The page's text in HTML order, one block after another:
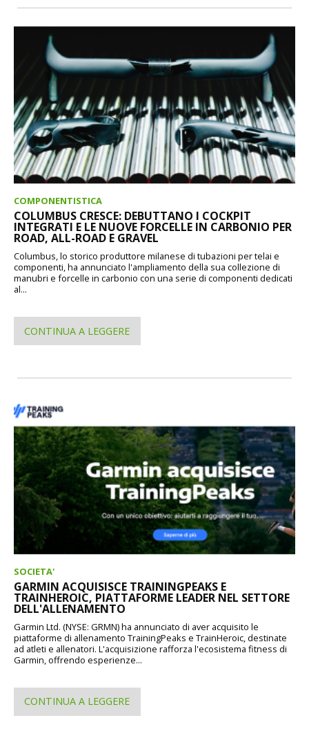
COMPONENTISTICA
COLUMBUS CRESCE: DEBUTTANO I COCKPIT
INTEGRATI E LE NUOVE FORCELLE IN CARBONIO PER
ROAD, ALL-ROAD E GRAVEL
Columbus, lo storico produttore milanese di tubazioni per telai e
componenti, ha annunciato l'ampliamento della sua collezione di
manubri e forcelle in carbonio con una serie di componenti dedicati
al...
CONTINUA A LEGGERE
SOCIETA'
GARMIN ACQUISISCE TRAININGPEAKS E
TRAINHEROIC, PIATTAFORME LEADER NEL SETTORE
DELL'ALLENAMENTO
Garmin Ltd. (NYSE: GRMN) ha annunciato di aver acquisito le
piattaforme di allenamento TrainingPeaks e TrainHeroic, destinate
ad atleti e allenatori. L'acquisizione rafforza l'ecosistema fitness di
Garmin, offrendo esperienze...
CONTINUA A LEGGERE